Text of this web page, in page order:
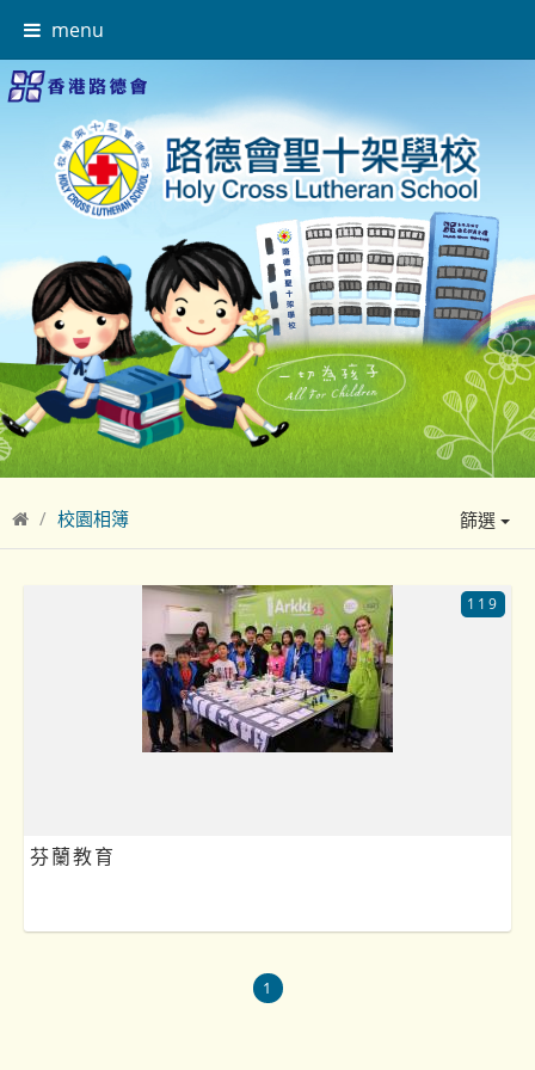
menu
校園相簿 篩選
芬蘭教育
119
1